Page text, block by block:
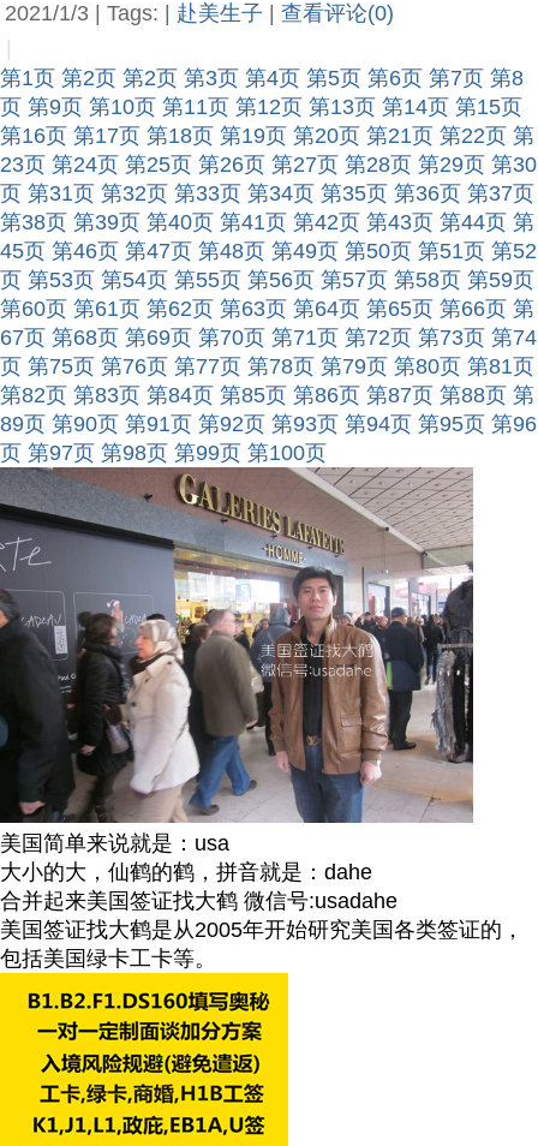
2021/1/3 | Tags: | 赴美生子
查看评论(0)
第1页 第2页 第2页 第3页 第4页 第5页 第6页 第7页 第8
页 第9页 第10页 第11页 第12页 第13页 第14页 第15页
第16页 第17页 第18页 第19页 第20页 第21页 第22页 第
23页 第24页 第25页 第26页 第27页 第28页 第29页 第30
页 第31页 第32页 第33页 第34页 第35页 第36页 第37页
第38页 第39页 第40页 第41页 第42页 第43页 第44页 第
45页 第46页 第47页 第48页 第49页 第50页 第51页 第52
页 第53页 第54页 第55页 第56页 第57页 第58页 第59页
第60页 第61页 第62页 第63页 第64页 第65页 第66页 第
67页 第68页 第69页 第70页 第71页 第72页 第73页 第74
页 第75页 第76页 第77页 第78页 第79页 第80页 第81页
第82页 第83页 第84页 第85页 第86页 第87页 第88页 第
89页 第90页 第91页 第92页 第93页 第94页 第95页 第96
页 第97页 第98页 第99页 第100页
美国简单来说就是：usa
大小的大，仙鹤的鹤，拼音就是：dahe
合并起来美国签证找大鹤 微信号:usadahe
美国签证找大鹤是从2005年开始研究美国各类签证的，
包括美国绿卡工卡等。